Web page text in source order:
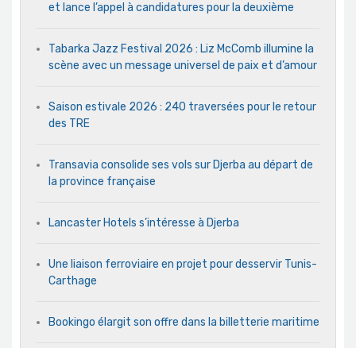
et lance l’appel à candidatures pour la deuxième
Tabarka Jazz Festival 2026 : Liz McComb illumine la
scène avec un message universel de paix et d’amour
Saison estivale 2026 : 240 traversées pour le retour
des TRE
Transavia consolide ses vols sur Djerba au départ de
la province française
Lancaster Hotels s’intéresse à Djerba
Une liaison ferroviaire en projet pour desservir Tunis-
Carthage
Bookingo élargit son offre dans la billetterie maritime